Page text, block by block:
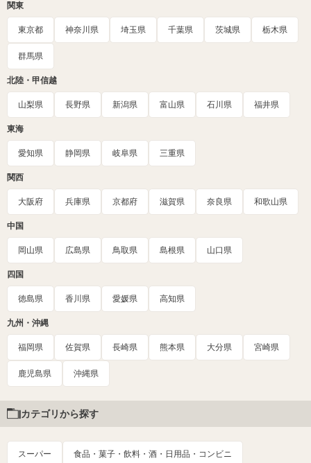
関東
東京都 神奈川県 埼玉県 千葉県 茨城県 栃木県
群馬県
北陸・甲信越
山梨県 長野県 新潟県 富山県 石川県 福井県
東海
愛知県 静岡県 岐阜県 三重県
関西
大阪府 兵庫県 京都府 滋賀県 奈良県 和歌山県
中国
岡山県 広島県 鳥取県 島根県 山口県
四国
徳島県 香川県 愛媛県 高知県
九州・沖縄
福岡県 佐賀県 長崎県 熊本県 大分県 宮崎県
鹿児島県 沖縄県
カテゴリから探す
スーパー 食品・菓子・飲料・酒・日用品・コンビニ